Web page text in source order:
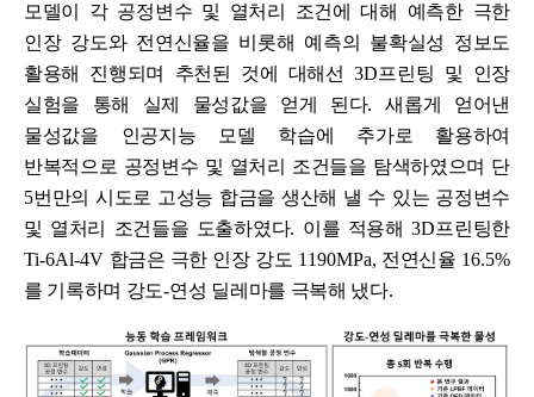
모델이 각 공정변수 및 열처리 조건에 대해 예측한 극한
인장 강도와 전연신율을 비롯해 예측의 불확실성 정보도
활용해 진행되며 추천된 것에 대해선3D프린팅 및 인장
실험을 통해 실제 물성값을 얻게 된다.새롭게 얻어낸
물성값을 인공지능 모델 학습에 추가로 활용하여
반복적으로 공정변수 및 열처리 조건들을 탐색하였으며 단
5번만의 시도로 고성능 합금을 생산해 낼 수 있는 공정변수
및 열처리 조건들을 도출하였다. 이를 적용해3D프린팅한
Ti-6Al-4V 합금은 극한 인장 강도 1190MPa, 전연신율 16.5%
를 기록하며 강도-연성 딜레마를 극복해 냈다.